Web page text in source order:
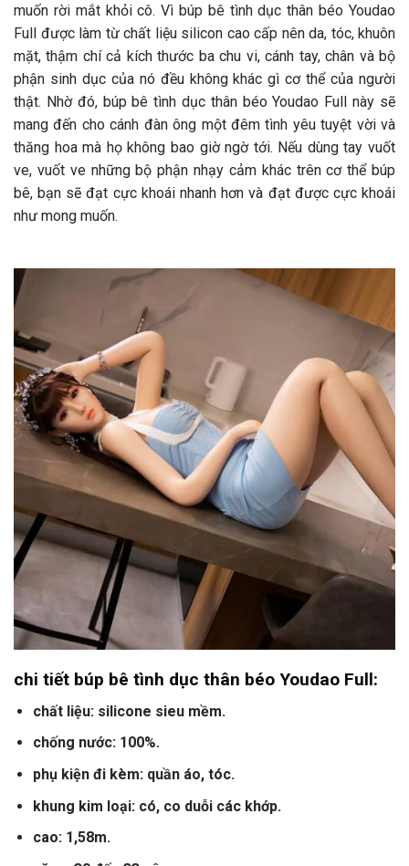
muốn rời mắt khỏi cô. Vì búp bê tình dục thân béo Youdao
Full được làm từ chất liệu silicon cao cấp nên da, tóc, khuôn
mặt, thậm chí cả kích thước ba chu vi, cánh tay, chân và bộ
phận sinh dục của nó đều không khác gì cơ thể của người
thật. Nhờ đó, búp bê tình dục thân béo Youdao Full này sẽ
mang đến cho cánh đàn ông một đêm tình yêu tuyệt vời và
thăng hoa mà họ không bao giờ ngờ tới. Nếu dùng tay vuốt
ve, vuốt ve những bộ phận nhạy cảm khác trên cơ thể búp
bê, bạn sẽ đạt cực khoái nhanh hơn và đạt được cực khoái
như mong muốn.
chi tiết búp bê tình dục thân béo Youdao Full:
chất liệu: silicone sieu mềm.
chống nước: 100%.
phụ kiện đi kèm: quần áo, tóc.
khung kim loại: có, co duỗi các khớp.
cao: 1,58m.